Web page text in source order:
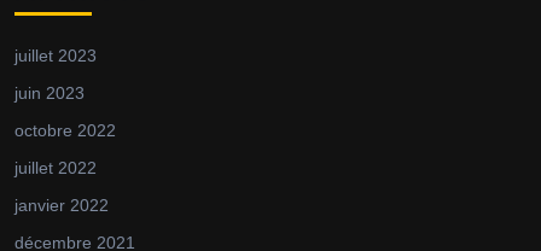
juillet 2023
juin 2023
octobre 2022
juillet 2022
janvier 2022
décembre 2021